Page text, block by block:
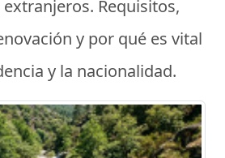
extranjeros. Requisitos,
y por qué es vital
y la nacionalidad.